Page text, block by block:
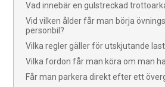
Vad innebär en gulstreckad
Vid vilken ålder får man börja
personbil?
Vilka regler gäller för utskjutande
Vilka fordon får man köra om man
Får man parkera direkt efter ett